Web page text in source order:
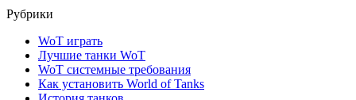
Рубрики
WoT играть
Лучшие танки WoT
WoT системные требования
Как установить World of Tanks